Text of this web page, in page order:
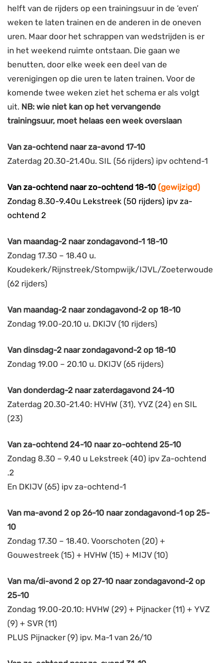
helft van de rijders op een trainingsuur in de ‘even’
weken te laten trainen en de anderen in de oneven
uren. Maar door het schrappen van wedstrijden is er
in het weekend ruimte ontstaan. Die gaan we
benutten, door elke week een deel van de
verenigingen op die uren te laten trainen. Voor de
komende twee weken ziet het schema er als volgt
uit. NB: wie niet kan op het vervangende
trainingsuur, moet helaas een week overslaan
Van za-ochtend naar za-avond 17-10
Zaterdag 20.30-21.40u. SIL (56 rijders) ipv ochtend-1
Van za-ochtend naar zo-ochtend 18-10 (gewijzigd)
Zondag 8.30-9.40u Lekstreek (50 rijders) ipv za-
ochtend 2
Van maandag-2 naar zondagavond-1 18-10
Zondag 17.30 – 18.40 u.
Koudekerk/Rijnstreek/Stompwijk/IJVL/Zoeterwoude
(62 rijders)
Van maandag-2 naar zondagavond-2 op 18-10
Zondag 19.00-20.10 u. DKIJV (10 rijders)
Van dinsdag-2 naar zondagavond-2 op 18-10
Zondag 19.00 – 20.10 u. DKIJV (65 rijders)
Van donderdag-2 naar zaterdagavond 24-10
Zaterdag 20.30-21.40: HVHW (31), YVZ (24) en SIL
(23)
Van za-ochtend 24-10 naar zo-ochtend 25-10
Zondag 8.30 – 9.40 u Lekstreek (40) ipv Za-ochtend
.2
En DKIJV (65) ipv za-ochtend-1
Van ma-avond 2 op 26-10 naar zondagavond-1 op 25-
10
Zondag 17.30 – 18.40. Voorschoten (20) +
Gouwestreek (15) + HVHW (15) + MIJV (10)
Van ma/di-avond 2 op 27-10 naar zondagavond-2 op
25-10
Zondag 19.00-20.10: HVHW (29) + Pijnacker (11) + YVZ
(9) + SVR (11)
PLUS Pijnacker (9) ipv. Ma-1 van 26/10